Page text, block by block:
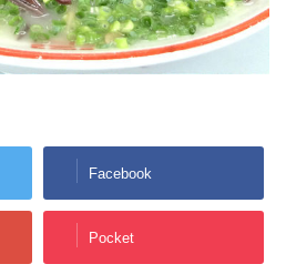
Facebook
Pocket